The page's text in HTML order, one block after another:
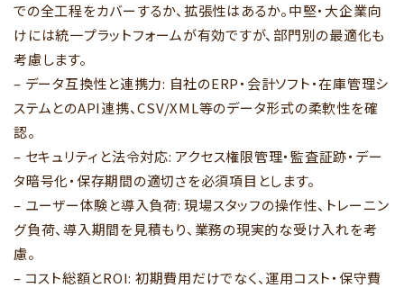
での全工程をカバーするか、拡張性はあるか。中堅・大企業向
けには統一プラットフォームが有効ですが、部門別の最適化も
考慮します。
– データ互換性と連携力: 自社のERP・会計ソフト・在庫管理シ
ステムとのAPI連携、CSV/XML等のデータ形式の柔軟性を確
認。
– セキュリティと法令対応: アクセス権限管理・監査証跡・デー
タ暗号化・保存期間の適切さを必須項目とします。
– ユーザー体験と導入負荷: 現場スタッフの操作性、トレーニン
グ負荷、導入期間を見積もり、業務の現実的な受け入れを考
慮。
– コスト総額とROI: 初期費用だけでなく、運用コスト・保守費